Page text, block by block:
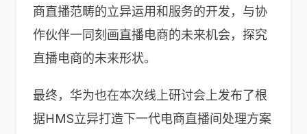
商直播范畴的立异运用和服务的开发，与协
作伙伴一同刻画直播电商的未来机会，探究
直播电商的未来形状。
最终，华为也在本次线上研讨会上发布了根
据HMS立异打造下一代电商直播间处理方案